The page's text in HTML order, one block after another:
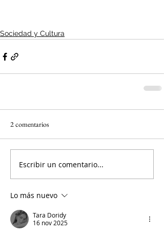
Sociedad y Cultura
2 comentarios
Escribir un comentario...
Lo más nuevo
Tara Doridy
16 nov 2025